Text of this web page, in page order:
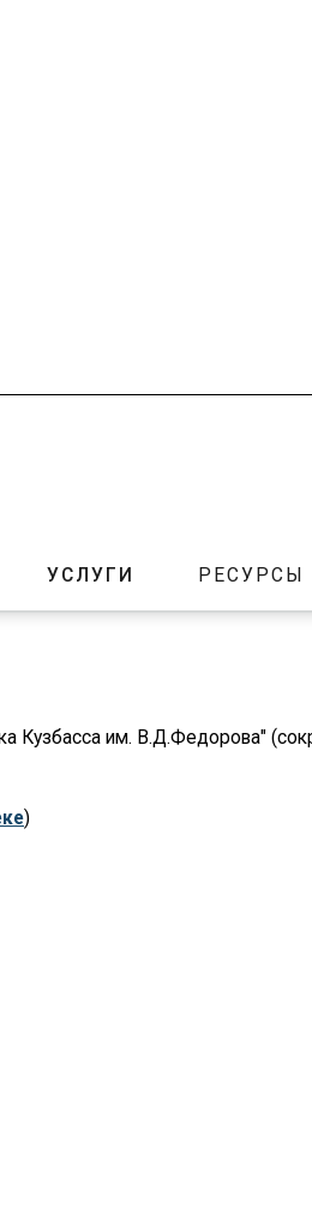
УСЛУГИ РЕСУРСЫ
Кузбасса им. В.Д.Федорова"
)